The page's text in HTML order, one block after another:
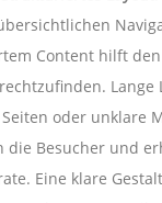
Content hilft
Lange
oder unklare
die Besucher und
Eine klare